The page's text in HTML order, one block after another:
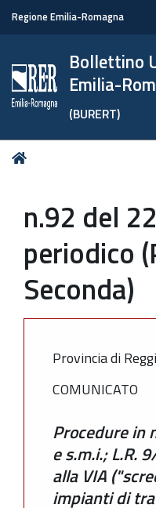
Regione Emilia-Romagna
Bollettino
Emilia-
(BURERT)
Tu
n.92 del
periodico
Seconda)
Provincia di
COMUNICATO
Procedure in
e s.m.i.; L.R.
alla VIA
impianti di